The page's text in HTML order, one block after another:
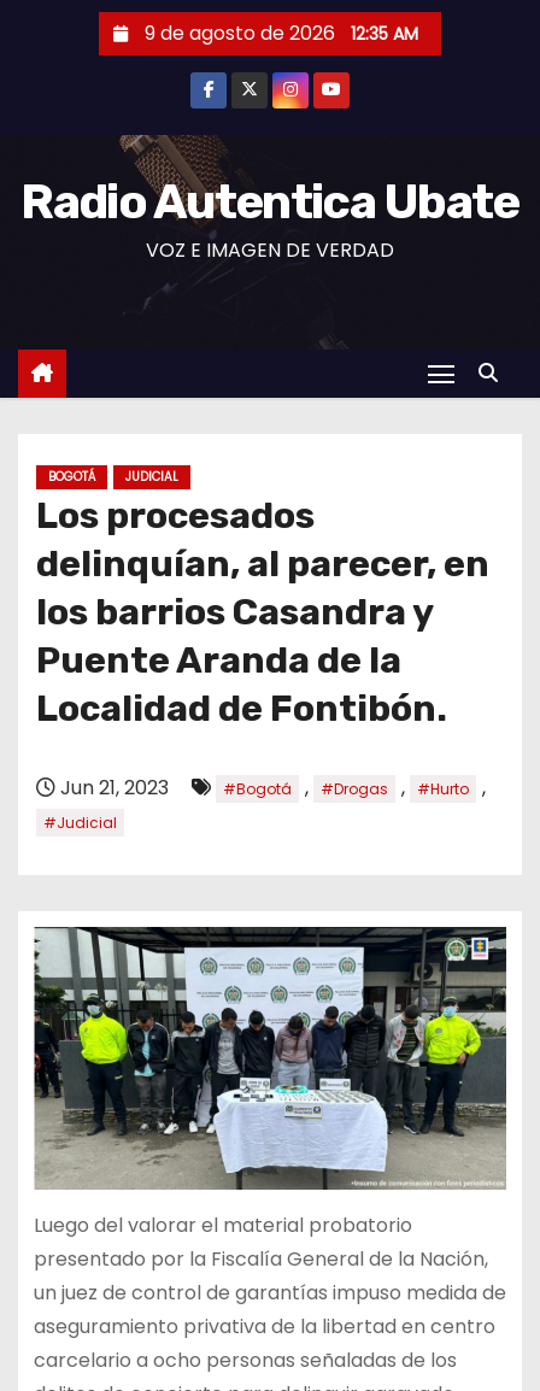
9 de agosto de 2026 12:35 AM
Radio Autentica Ubate
VOZ E IMAGEN DE VERDAD
BOGOTÁ JUDICIAL
Los procesados
delinquían, al parecer, en
los barrios Casandra y
Puente Aranda de la
Localidad de Fontibón.
Jun 21, 2023 #Bogotá , #Drogas , #Hurto ,
#Judicial
Luego del valorar el material probatorio
presentado por la Fiscalía General de la Nación,
un juez de control de garantías impuso medida de
aseguramiento privativa de la libertad en centro
carcelario a ocho personas señaladas de los